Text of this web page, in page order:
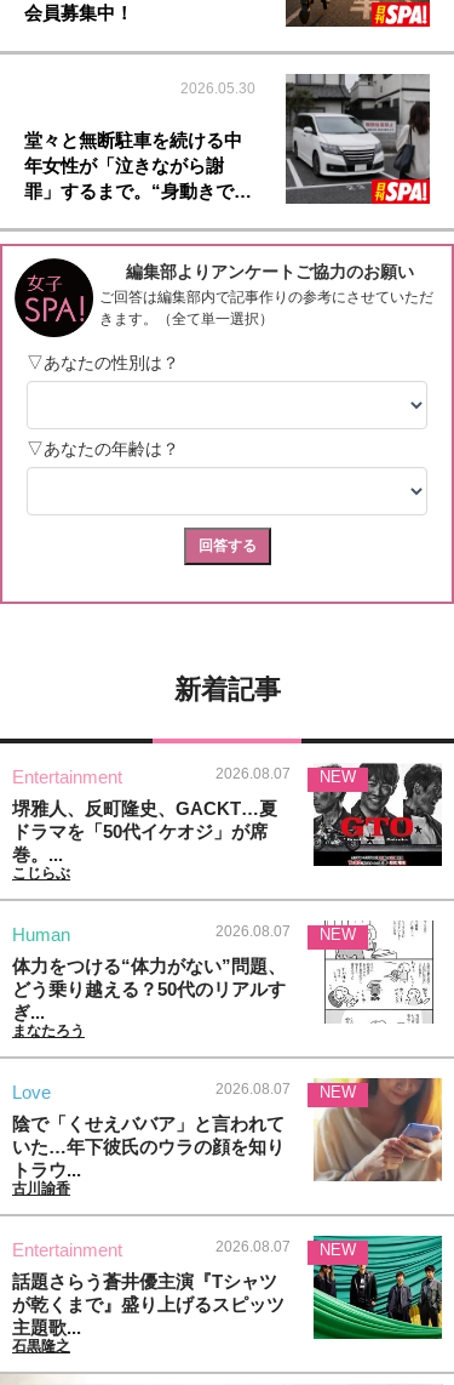
会員募集中！
2026.05.30
堂々と無断駐車を続ける中
年女性が「泣きながら謝
罪」するまで。“身動きで…
新着記事
Entertainment 2026.08.07
堺雅人、反町隆史、GACKT…夏
ドラマを「50代イケオジ」が席
巻。...
こじらぶ
NEW
Human 2026.08.07
体力をつける“体力がない”問題、
どう乗り越える？50代のリアルす
ぎ...
まなたろう
NEW
Love 2026.08.07
陰で「くせえババア」と言われて
いた…年下彼氏のウラの顔を知り
トラウ...
古川諭香
NEW
Entertainment 2026.08.07
話題さらう蒼井優主演『Tシャツ
が乾くまで』盛り上げるスピッツ
主題歌...
石黒隆之
NEW